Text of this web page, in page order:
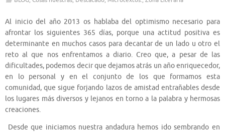
Al inicio del año 2013 os hablaba del optimismo necesario para
afrontar los siguientes 365 días, porque una actitud positiva es
determinante en muchos casos para decantar de un lado u otro el
reto al que nos enfrentamos a diario. Creo que, a pesar de las
dificultades, podemos decir que dejamos atrás un año enriquecedor,
en lo personal y en el conjunto de los que formamos esta
comunidad, que sigue forjando lazos de amistad entrañables desde
los lugares más diversos y lejanos en torno a la palabra y hermosas
creaciones.
Desde que iniciamos nuestra andadura hemos ido sembrando en